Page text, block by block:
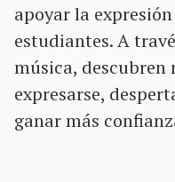
apoyar la
estudiantes. A
música, descubren
expresarse,
ganar más